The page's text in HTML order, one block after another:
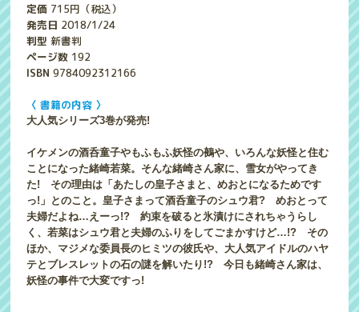
定価 715円（税込）
発売日 2018/1/24
判型 新書判
ページ数 192
ISBN9784092312166
〈 書籍の内容 〉
大人気シリーズ3巻が発売!
イケメンの酒呑童子やもふもふ妖怪の鵺や、いろんな妖怪と住む
ことになった緒崎若菜。そんな緒崎さん家に、雪女がやってき
た! その理由は「あたしの皇子さまと、めおとになるためです
っ!」とのこと。皇子さまって酒呑童子のシュウ君? めおとって
夫婦だよね…えーっ!? 約束を破ると氷漬けにされちゃうらし
く、若菜はシュウ君と夫婦のふりをしてごまかすけど…!? その
ほか、マジメな委員長のヒミツの彼氏や、大人気アイドルのハヤ
テとブレスレットの石の謎を解いたり!? 今日も緒崎さん家は、
妖怪の事件で大変ですっ!